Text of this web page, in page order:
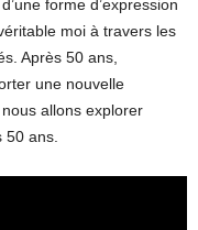
forme d’expression
moi à travers les
Après 50 ans,
une nouvelle
allons explorer
50 ans.